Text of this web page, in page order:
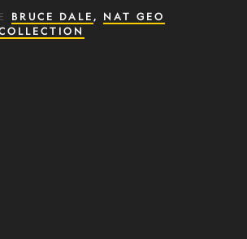
BRUCE DALE , NAT GEO